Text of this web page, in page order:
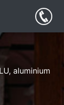
aluminium